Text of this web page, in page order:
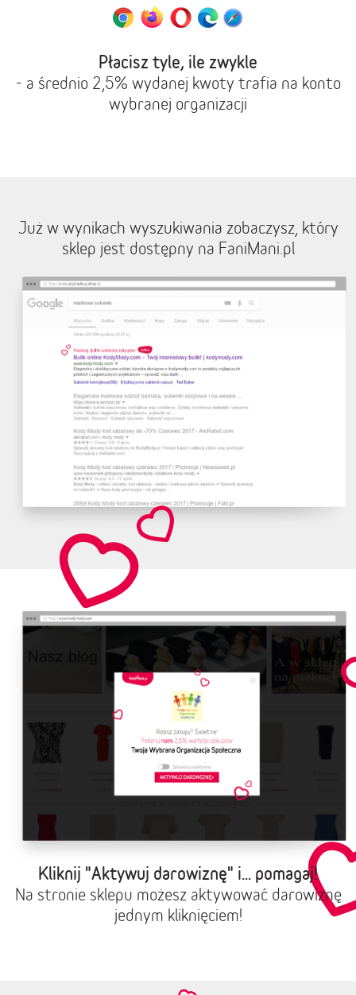
Płacisz tyle, ile zwykle
- a średnio 2,5% wydanej kwoty trafia na konto
wybranej organizacji
Już w wynikach wyszukiwania zobaczysz, który
sklep jest dostępny na FaniMani.pl
Kliknij "Aktywuj darowiznę" i... pomagaj!
Na stronie sklepu możesz aktywować darowiznę
jednym kliknięciem!